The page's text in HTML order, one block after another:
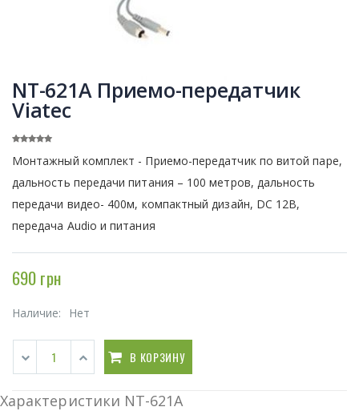
NT-621A Приемо-передатчик
Viatec
Монтажный комплект - Приемо-передатчик по витой паре,
дальность передачи питания – 100 метров, дальность
передачи видео- 400м, компактный дизайн, DC 12В,
передача Audio и питания
690 грн
Наличие: Нет
В КОРЗИНУ
Характеристики NT-621A